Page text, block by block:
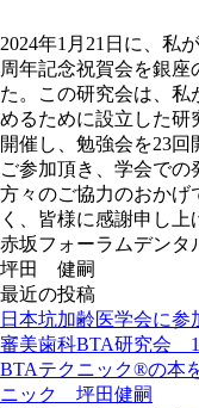
2024年1月21日に、私
周年記念祝賀会を銀
た。この研究会は、
めるために設立した研
開催し、勉強会を23回
ご参加頂き、学会で
方々のご協力のおかげ
く、皆様に感謝申し上
赤坂フォーラムデンタ
坪田 健嗣
最近の投稿
日本坑加齢医学会に参
審美歯科BTA研究会
BTAテクニック®の本
ニック 坪田健嗣